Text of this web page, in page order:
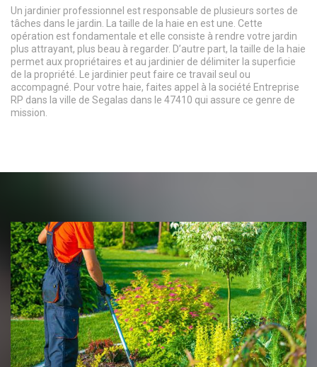
Un jardinier professionnel est responsable de plusieurs sortes de
tâches dans le jardin. La taille de la haie en est une. Cette
opération est fondamentale et elle consiste à rendre votre jardin
plus attrayant, plus beau à regarder. D’autre part, la taille de la haie
permet aux propriétaires et au jardinier de délimiter la superficie
de la propriété. Le jardinier peut faire ce travail seul ou
accompagné. Pour votre haie, faites appel à la société Entreprise
RP dans la ville de Segalas dans le 47410 qui assure ce genre de
mission.